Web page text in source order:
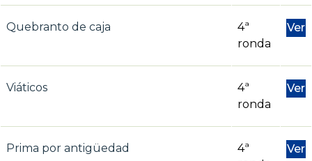
Quebranto de caja
4ª
ronda
Ver
Viáticos
4ª
ronda
Ver
Prima por antigüedad
4ª
Ver